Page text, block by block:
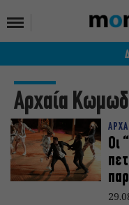
Αρχαία
Οι